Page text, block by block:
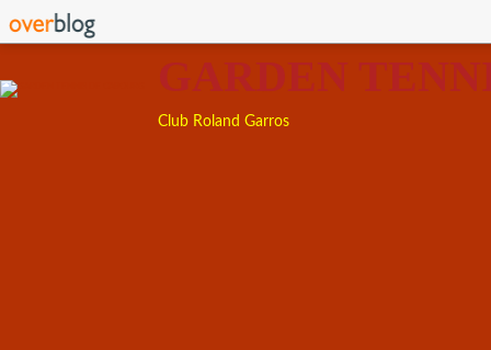
GARDEN
Club Roland Garros